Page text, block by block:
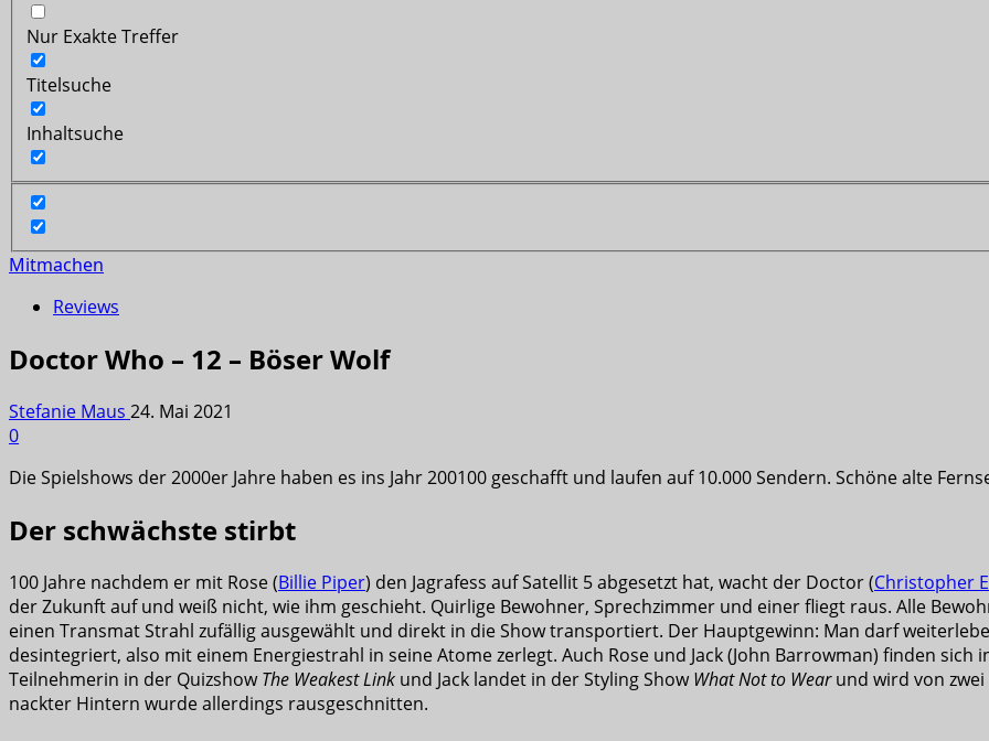
Nur Exakte Treffer
Titelsuche
Inhaltsuche
Mitmachen
Reviews
Doctor Who – 12 – Böser Wolf
Stefanie Maus 24. Mai 2021
0
Die Spielshows der 2000er Jahre haben es ins Jahr 200100 geschafft und laufen auf 10.000 Sendern. Schöne alte
Der schwächste stirbt
100 Jahre nachdem er mit Rose (Billie Piper) den Jagrafess auf Satellit 5 abgesetzt hat, wacht der Doctor (Christopher
der Zukunft auf und weiß nicht, wie ihm geschieht. Quirlige Bewohner, Sprechzimmer und einer fliegt raus. Alle
einen Transmat Strahl zufällig ausgewählt und direkt in die Show transportiert. Der Hauptgewinn: Man darf
desintegriert, also mit einem Energiestrahl in seine Atome zerlegt. Auch Rose und Jack (John Barrowman) finden
Teilnehmerin in der QuizshowThe Weakest Link und Jack landet in der Styling ShowWhat Not to Wearund wird von
nackter Hintern wurde allerdings rausgeschnitten.